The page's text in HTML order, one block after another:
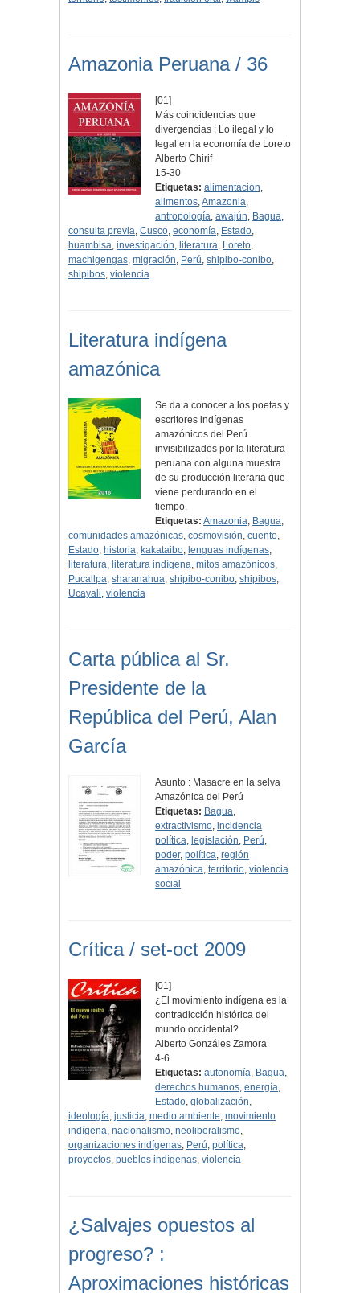
Amazonia Peruana / 36
[01]
Más coincidencias que
divergencias : Lo ilegal y lo
legal en la economía de Loreto
Alberto Chirif
15-30
Etiquetas: alimentación,
alimentos,Amazonia,
antropología,awajún, Bagua,
consulta previa, Cusco, economía, Estado,
huambisa, investigación, literatura, Loreto,
machigengas, migración, Perú, shipibo-conibo,
shipibos, violencia
Literatura indígena
amazónica
Se da a conocer a los poetas y
escritores indígenas
amazónicos del Perú
invisibilizados por la literatura
peruana con alguna muestra
de su producción literaria que
viene perdurando en el
tiempo.
Etiquetas: Amazonia, Bagua,
comunidades amazónicas, cosmovisión, cuento,
Estado, historia, kakataibo, lenguas indígenas,
literatura, literatura indígena, mitos amazónicos,
Pucallpa, sharanahua, shipibo-conibo, shipibos,
Ucayali, violencia
Carta pública al Sr.
Presidente de la
República del Perú, Alan
García
Asunto : Masacre en la selva
Amazónica del Perú
Etiquetas: Bagua,
extractivismo,incidencia
política, legislación, Perú,
poder,política,región
amazónica,territorio,violencia
social
Crítica / set-oct 2009
[01]
¿El movimiento indígena es la
contradicción histórica del
mundo occidental?
Alberto Gonzáles Zamora
4-6
Etiquetas: autonomía, Bagua,
derechos humanos,energía,
Estado,globalización,
ideología, justicia, medio ambiente, movimiento
indígena, nacionalismo, neoliberalismo,
organizaciones indígenas, Perú, política,
proyectos, pueblos indígenas, violencia
¿Salvajes opuestos al
progreso? :
Aproximaciones históricas